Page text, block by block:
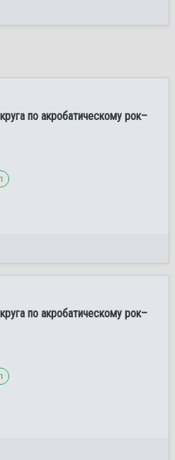
по акробатическому рок–
по акробатическому рок–